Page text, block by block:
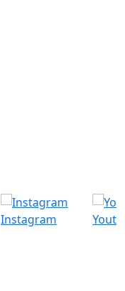
Instagram